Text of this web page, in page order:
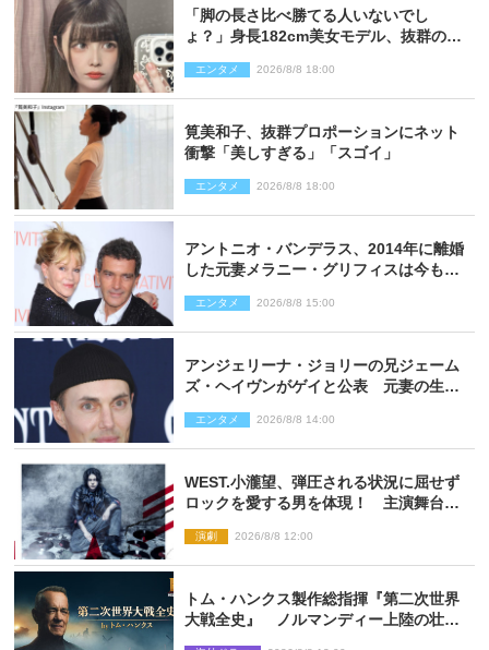
「脚の長さ比べ勝てる人いないでし
ょ？」身長182cm美女モデル、抜群のプ
エンタメ 2026/8/8 18:00
筧美和子、抜群プロポーションにネット
衝撃「美しすぎる」「スゴイ」
エンタメ 2026/8/8 18:00
アントニオ・バンデラス、2014年に離婚
した元妻メラニー・グリフィスは今も
エンタメ 2026/8/8 15:00
アンジェリーナ・ジョリーの兄ジェーム
ズ・ヘイヴンがゲイと公表 元妻の生配
エンタメ 2026/8/8 14:00
WEST.小瀧望、弾圧される状況に屈せず
ロックを愛する男を体現！ 主演舞台
演劇 2026/8/8 12:00
トム・ハンクス製作総指揮『第二次世界
大戦全史』 ノルマンディー上陸の壮絶